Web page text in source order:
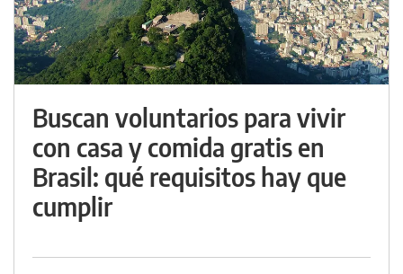
Buscan voluntarios para vivir
con casa y comida gratis en
Brasil: qué requisitos hay que
cumplir